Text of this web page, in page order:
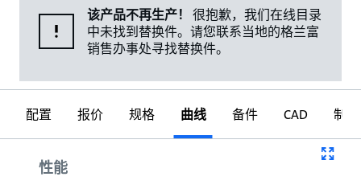
该产品不再生产！
很抱歉，我们在线目录
中未找到替换件。请您联系当地的格兰富
销售办事处寻找替换件。
配置 报价 规格 曲线 备件 CAD 制图
性能